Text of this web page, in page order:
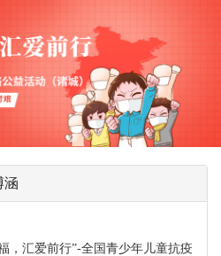
涵
，汇爱前行”-全国青少年儿童抗疫